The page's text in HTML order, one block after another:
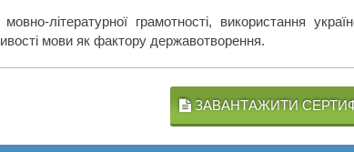
літературної грамотності, використання
мови як фактору державотворення.
ЗАВАНТАЖИТИ